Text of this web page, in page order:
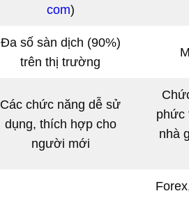
com)
Đa số sàn dịch (90%)
trên thị trường
Các chức năng dễ sử
dụng, thích hợp cho
người mới
phức
nhà